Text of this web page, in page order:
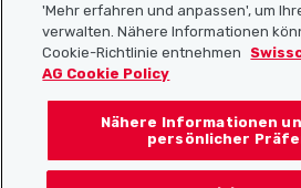
Localcities App herunterladen
Folgt uns auf:
'Mehr erfahren und anpassen', um
verwalten. Nähere Informationen
Cookie-Richtlinie entnehmen
AG Cookie Policy
Nähere Informationen
persönlicher